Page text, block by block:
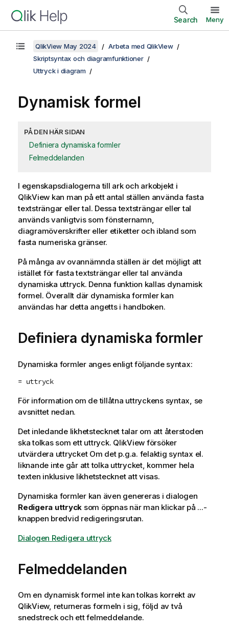
Search Meny
QlikView May 2024
Arbeta med QlikView
Skriptsyntax och diagramfunktioner
Uttryck i diagram
Dynamisk formel
PÅ DEN HÄR SIDAN
Definiera dynamiska formler
Felmeddelanden
I egenskapsdialogerna till ark och arkobjekt i
QlikView kan man på ett antal ställen använda fasta
textsträngar eller tal. Dessa textsträngar eller tal
används vanligtvis som fönsternamn,
diagramöverskrifter eller etiketter och ibland som
fasta numeriska gränser.
På många av ovannämnda ställen är det möjligt att
istället för fasta textsträngar eller tal använda
dynamiska uttryck. Denna funktion kallas dynamisk
formel. Överallt där dynamiska formler kan
användas har detta angetts i handboken.
Definiera dynamiska formler
Dynamiska formler anges enligt följande syntax:
= uttryck
För information om de tillåtna uttryckens syntax, se
avsnittet nedan.
Det inledande likhetstecknet talar om att återstoden
ska tolkas som ett uttryck. QlikView försöker
utvärdera uttrycket Om det p.g.a. felaktig syntax el.
liknande inte går att tolka uttrycket, kommer hela
texten inklusive likhetstecknet att visas.
Dynamiska formler kan även genereras i dialogen
Redigera uttryck som öppnas när man klickar på ...-
knappen bredvid redigeringsrutan.
Dialogen Redigera uttryck
Felmeddelanden
Om en dynamisk formel inte kan tolkas korrekt av
QlikView, returneras formeln i sig, följd av två
snedstreck och ett felmeddelande.